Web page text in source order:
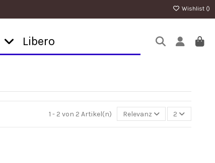
Wishlist ()
Libero
1 - 2 von 2 Artikel(n) Relevanz 2